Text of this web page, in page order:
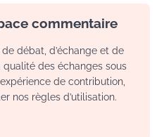
commentaire
débat, d’échange et de
des échanges sous
de contribution,
nos règles d’utilisation.